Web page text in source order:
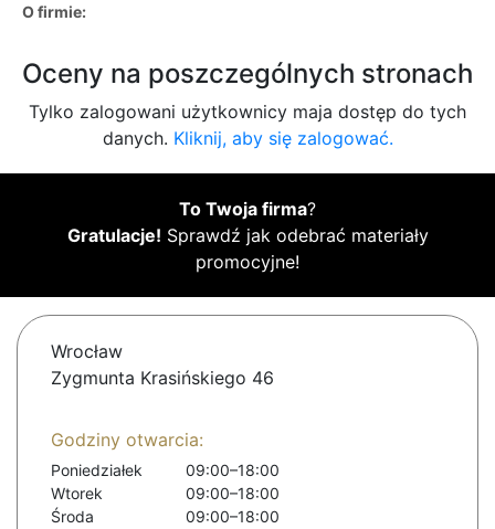
O firmie:
Oceny na poszczególnych stronach
Tylko zalogowani użytkownicy maja dostęp do tych
danych. Kliknij, aby się zalogować.
To Twoja firma?
Gratulacje! Sprawdź jak odebrać materiały
promocyjne!
Wrocław
Zygmunta Krasińskiego 46
Godziny otwarcia:
Poniedziałek
09:00–18:00
Wtorek
09:00–18:00
Środa
09:00–18:00